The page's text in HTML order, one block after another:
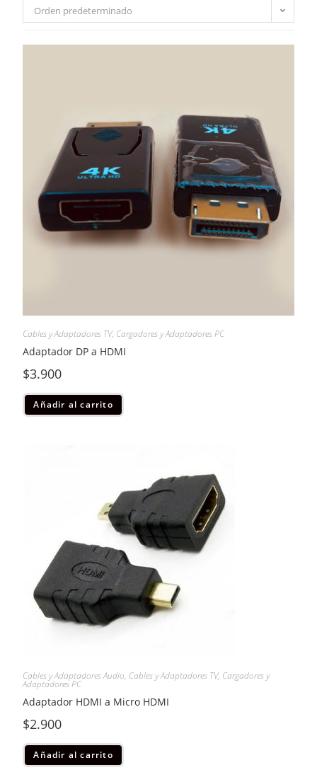
Orden predeterminado
Cables y Adaptadores TV, Cargadores y Adaptadores PC
Adaptador DP a HDMI
$3.900
Añadir al carrito
Cables y Adaptadores Audio, Cables y Adaptadores TV, Cargadores y
Adaptadores PC
Adaptador HDMI a Micro HDMI
$2.900
Añadir al carrito